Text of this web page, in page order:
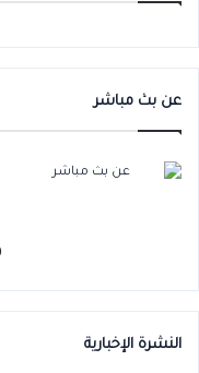
عن بث مباشر
النشرة الإخبارية